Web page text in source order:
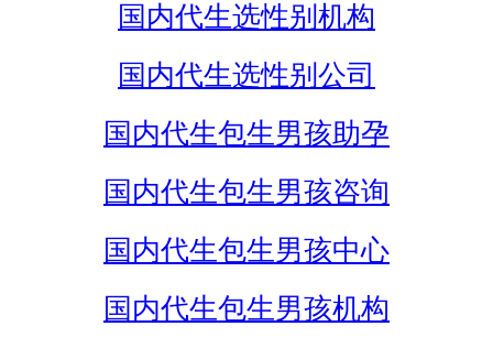
国内代生选性别机构
国内代生选性别公司
国内代生包生男孩助孕
国内代生包生男孩咨询
国内代生包生男孩中心
国内代生包生男孩机构